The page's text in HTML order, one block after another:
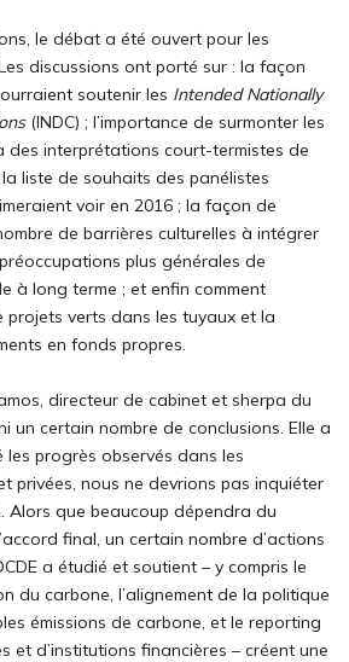
le débat a été ouvert pour les
discussions ont porté sur : la façon
soutenir les Intended Nationally
(INDC) ; l’importance de surmonter les
des interprétations court-termistes de
liste de souhaits des panélistes
voir en 2016 ; la façon de
de barrières culturelles à intégrer
plus générales de
à long terme ; et enfin comment
projets verts dans les tuyaux et la
en fonds propres.
directeur de cabinet et sherpa du
un certain nombre de conclusions. Elle a
progrès observés dans les
privées, nous ne devrions pas inquiéter
Alors que beaucoup dépendra du
final, un certain nombre d’actions
a étudié et soutient – y compris le
du carbone, l’alignement de la politique
émissions de carbone, et le reporting
et d’institutions financières – créent une